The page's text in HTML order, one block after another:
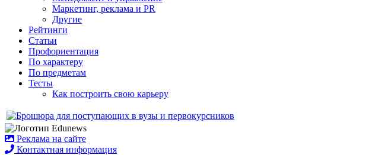
Маркетинг, реклама и PR
Другие
Рейтинги
Статьи
Профориентация
По характеру
По предметам
Тесты
Как построить свою карьеру
Реклама на сайте
Контактная информация